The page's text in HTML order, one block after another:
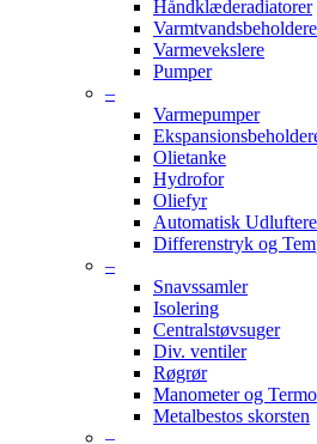
Håndklæderadiatorer
Varmtvandsbeholdere
Varmevekslere
Pumper
–
Varmepumper
Olietanke
Hydrofor
Oliefyr
Automatisk Udluftere
Differenstryk og
–
Snavssamler
Isolering
Centralstøvsuger
Div. ventiler
Røgrør
Manometer og
Metalbestos skorsten
–